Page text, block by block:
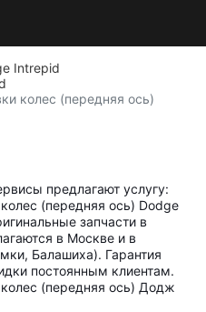
Intrepid
колес (передняя ось)
предлагают услугу:
(передняя ось) Dodge
запчасти в
в Москве и в
Балашиха). Гарантия
постоянным клиентам.
колес (передняя ось) Додж